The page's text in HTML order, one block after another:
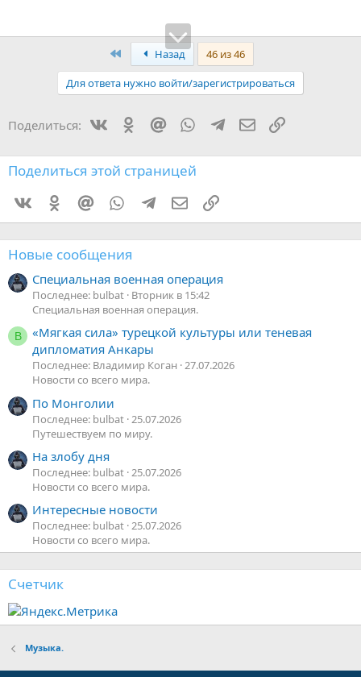
ПервыйНазад
46 из 46
Для ответа нужно войти/зарегистрироваться
Поделиться: VkontakteOdnoklassniki
Mail.ruWhatsAppTelegram
Электронная
Ссылка
Поделиться этой страницей
VkontakteOdnoklassniki
Mail.ruWhatsAppTelegramЭлектронная почта
Ссылка
Новые сообщения
Специальная военная операция
Последнее: bulbat Вторник в 15:42
Специальная военная операция.
В
«Мягкая сила» турецкой культуры или теневая
дипломатия Анкары
Последнее: Владимир Коган 27.07.2026
Новости со всего мира.
По Монголии
Последнее: bulbat 25.07.2026
Путешествуем по миру.
На злобу дня
Последнее: bulbat 25.07.2026
Новости со всего мира.
Интересные новости
Последнее: bulbat 25.07.2026
Новости со всего мира.
Счетчик
Музыка.